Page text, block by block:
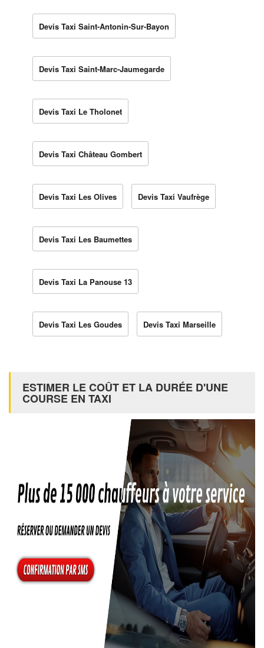
Devis Taxi Saint-Antonin-Sur-Bayon
Devis Taxi Saint-Marc-Jaumegarde
Devis Taxi Le Tholonet
Devis Taxi Château Gombert
Devis Taxi Les Olives Devis Taxi Vaufrège
Devis Taxi Les Baumettes
Devis Taxi La Panouse 13
Devis Taxi Les Goudes Devis Taxi Marseille
ESTIMER LE COÛT ET LA DURÉE D'UNE
COURSE EN TAXI